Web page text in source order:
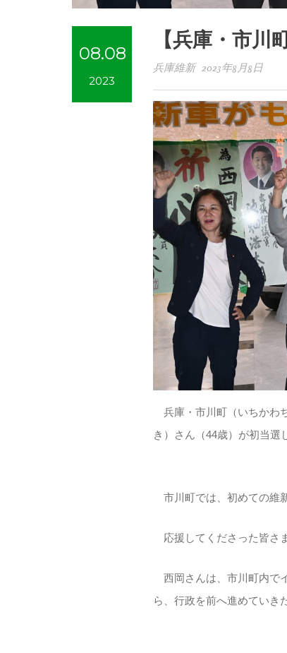
08.08
2023
【兵庫・市川
兵庫維新 2023年8月8日
兵庫・市川町（いちかわ
き）さん（44歳）が初当選
市川町では、初めての維
応援してくださった皆さ
西岡さんは、市川町内で
ら、行政を前へ進めていき